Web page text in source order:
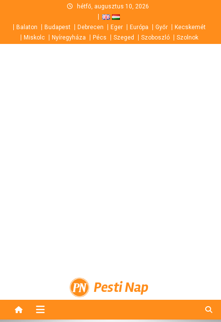
content
hétfő, augusztus 10, 2026
Balaton Budapest Debrecen Eger Európa Győr
Kecskemét
Miskolc
Nyíregyháza Pécs Szeged Szoboszló Szolnok
Pesti Nap